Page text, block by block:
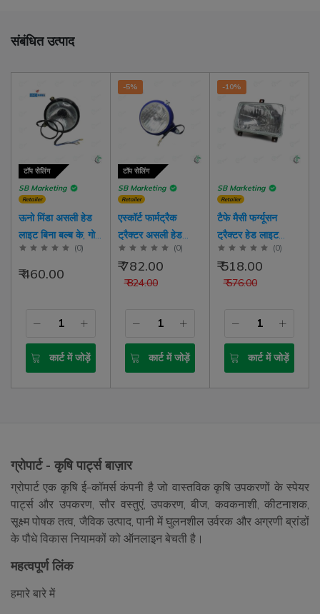
संबंधित उत्पाद
टॉप सेलिंग
SB Marketing
Retailer
ऊनो मिंडा असली हेड
लाइट बिना बल्ब के, गोल
प्रकार P45 बल्ब
प्रकार, बाएं | दाएं तरफ,
(0)
₹ 460.00
कार्ट में जोड़ें
टॉप सेलिंग
-5%
SB Marketing
Retailer
एस्कॉर्ट फार्मट्रैक
ट्रैक्टर असली हेड
लाइट असेंबली बायां |
दाईं | D10197890 |
D10197900
(0)
₹ 824.00
₹ 782.00
कार्ट में जोड़ें
-10%
SB Marketing
Retailer
टैफे मैसी फर्ग्यूसन
ट्रैक्टर हेड लाइट
असेंबली बायां | सही
कोमन
(0)
₹ 576.00
₹ 518.00
कार्ट में जोड़ें
ग्रोपार्ट - कृषि पार्ट्स बाज़ार
ग्रोपार्ट एक कृषि ई-कॉमर्स कंपनी है जो वास्तविक कृषि उपकरणों के स्पेयर
पार्ट्स और उपकरण, सौर वस्तुएं, उपकरण, बीज, कवकनाशी, कीटनाशक,
सूक्ष्म पोषक तत्व, जैविक उत्पाद, पानी में घुलनशील उर्वरक और अग्रणी ब्रांडों
के पौधे विकास नियामकों को ऑनलाइन बेचती है।
महत्वपूर्ण लिंक
हमारे बारे में